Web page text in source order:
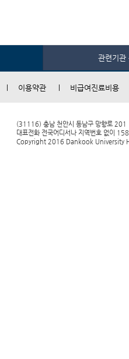
관련기관
이용약관 비급여진료비용
(31116) 충남 천안시 동남구 망향로 201
대표전화 전국어디서나 지역번호 없이
Copyright 2016 Dankook University